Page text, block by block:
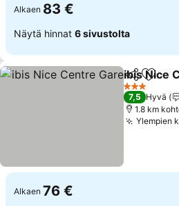
Alkaen 83 €
Näytä hinnat 6 sivustolta
Jaa Lisää
ibis Nice
3
7,5 Hyvä
1.8 km
Ylempien
Alkaen 76 €